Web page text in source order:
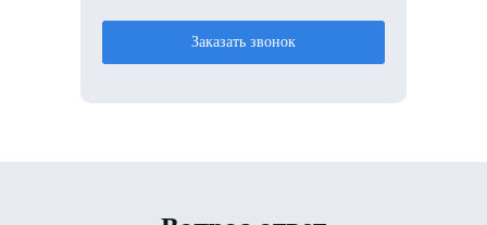
Заказать звонок